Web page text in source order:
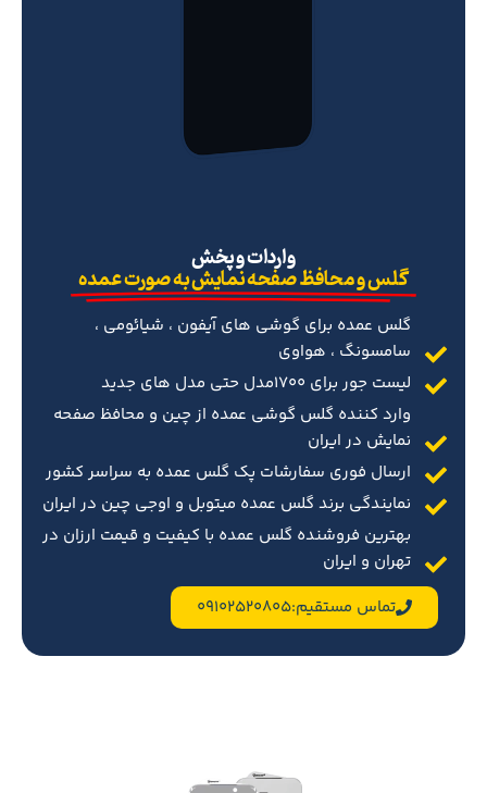
‌واردات و پخش
گلس و محافظ صفحه نمایش به صورت عمده
گلس عمده برای گوشی های آیفون ، شیائومی ،
سامسونگ ، هواوی
لیست جور برای 1700مدل حتی مدل های جدید
وارد کننده گلس گوشی عمده از چین و محافظ صفحه
نمایش در ایران
ارسال فوری سفارشات پک گلس عمده به سراسر کشور
نمایندگی برند گلس عمده میتوبل و اوجی چین در ایران
بهترین فروشنده گلس عمده با کیفیت و قیمت ارزان در
تهران و ایران
تماس مستقیم:09102520805